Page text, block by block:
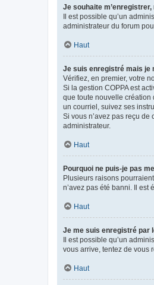
Je souhaite
Il est possible qu’un
administrateur du forum
Haut
Je suis enregistré mais je
Vérifiez, en premier, votre
Si la gestion COPPA est
que toute nouvelle création
un courriel, suivez ses
Si vous n’avez pas reçu
administrateur.
Haut
Pourquoi ne puis-je pas
Plusieurs raisons
n’avez pas été banni. Il est
Haut
Je me suis enregistré par
Il est possible qu’un
vous arrive, tentez de vous
Haut